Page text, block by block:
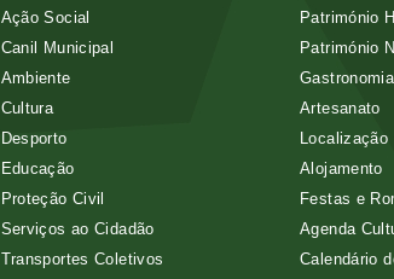
Ação Social
Canil Municipal
Ambiente
Cultura
Desporto
Educação
Proteção Civil
Serviços ao Cidadão
Transportes Coletivos
Património
Património
Gastronomia
Artesanato
Localização
Alojamento
Festas e
Agenda
Calendário